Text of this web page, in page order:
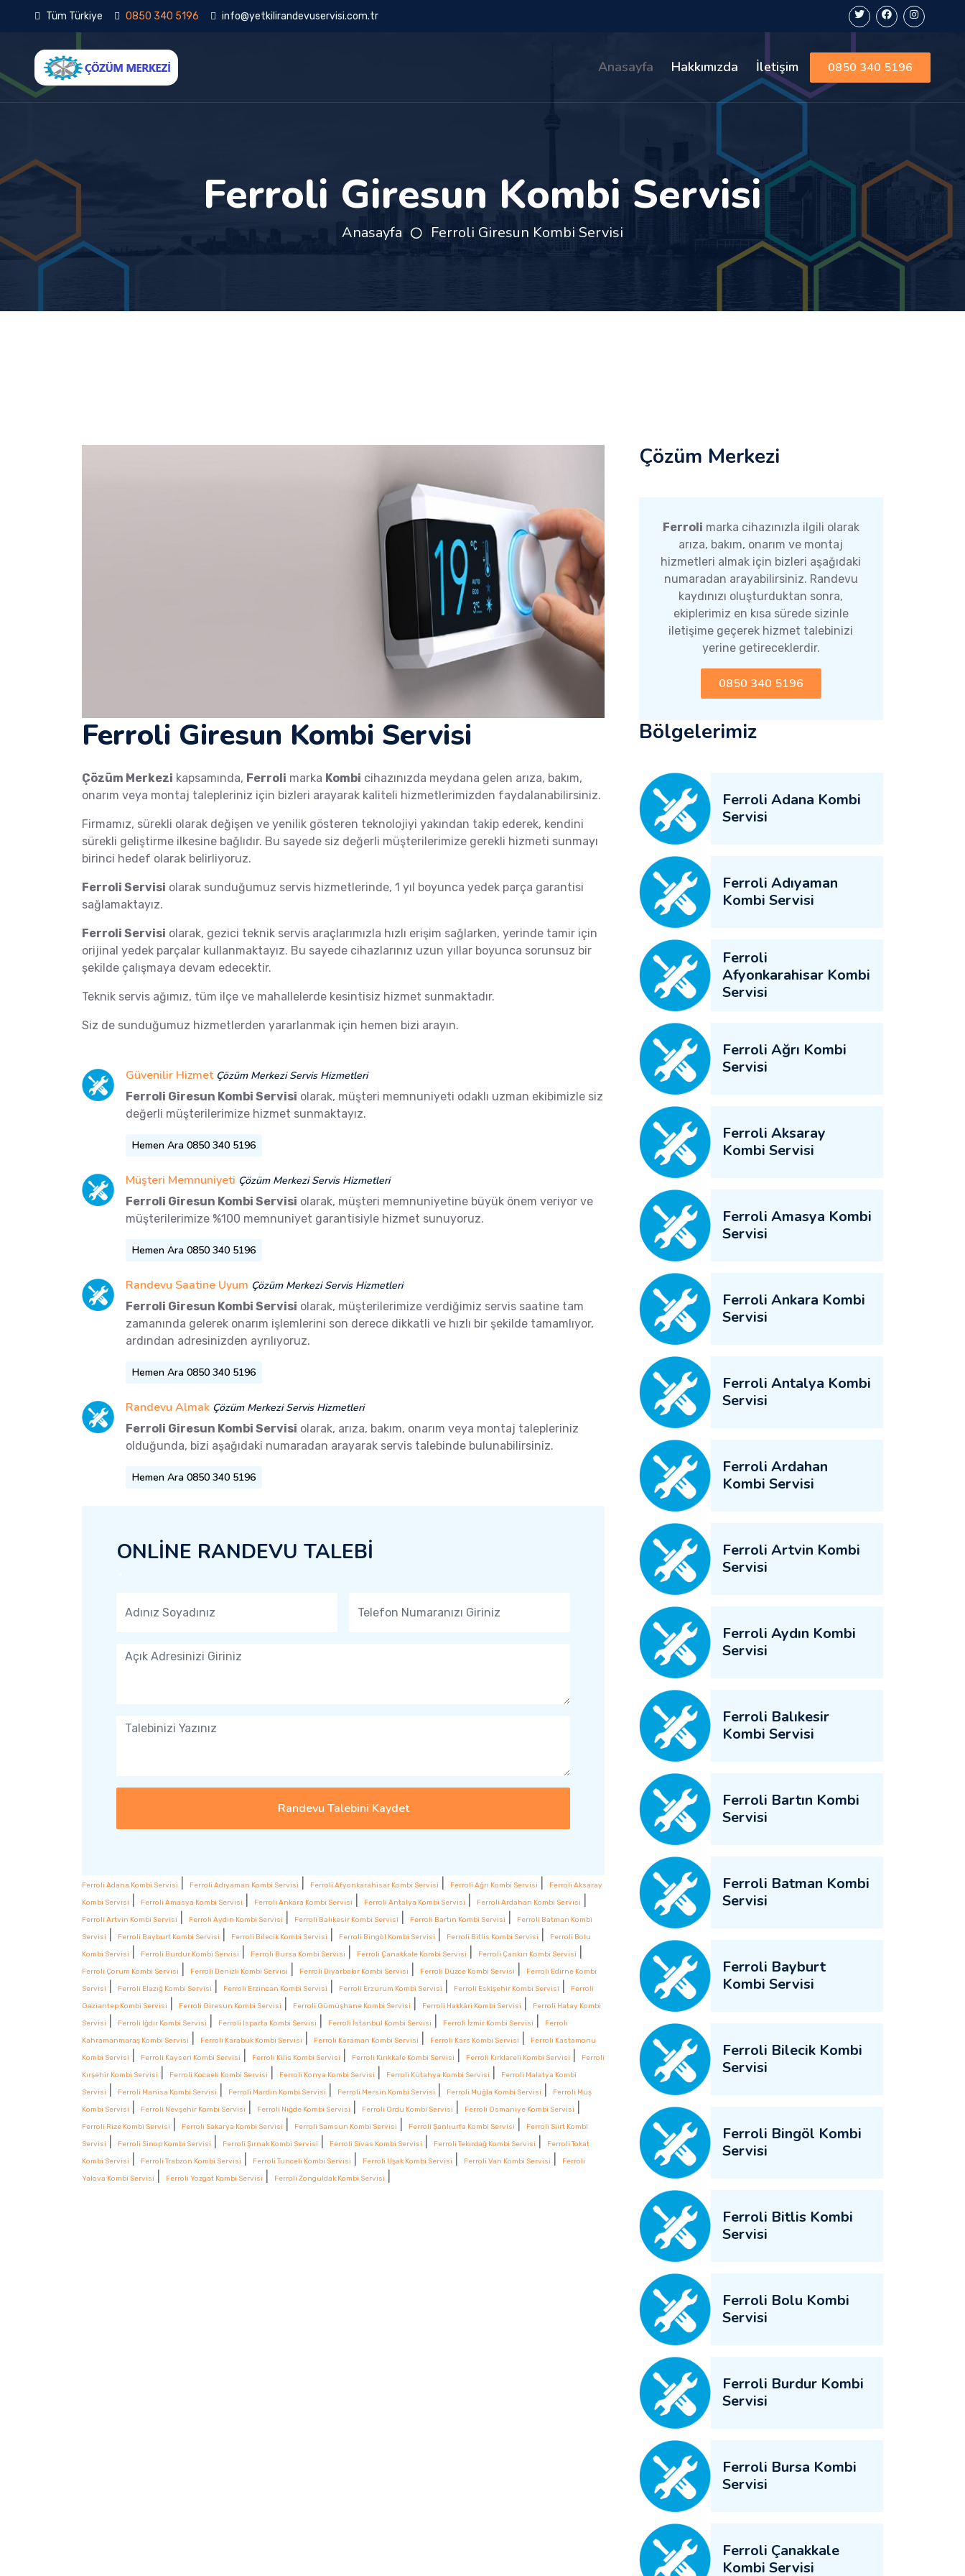
Tüm Türkiye 0850 340 5196 info@yetkilirandevuservisi.com.tr
Anasayfa Hakkımızda İletişim 0850 340 5196
Ferroli Giresun Kombi Servisi
Anasayfa Ferroli Giresun Kombi Servisi
Ferroli Giresun Kombi Servisi
Çözüm Merkezi kapsamında, Ferroli marka Kombi cihazınızda meydana gelen arıza, bakım,
onarım veya montaj talepleriniz için bizleri arayarak kaliteli hizmetlerimizden faydalanabilirsiniz.
Firmamız, sürekli olarak değişen ve yenilik gösteren teknolojiyi yakından takip ederek, kendini
sürekli geliştirme ilkesine bağlıdır. Bu sayede siz değerli müşterilerimize gerekli hizmeti sunmayı
birinci hedef olarak belirliyoruz.
Ferroli Servisi olarak sunduğumuz servis hizmetlerinde, 1 yıl boyunca yedek parça garantisi
sağlamaktayız.
Ferroli Servisi olarak, gezici teknik servis araçlarımızla hızlı erişim sağlarken, yerinde tamir için
orijinal yedek parçalar kullanmaktayız. Bu sayede cihazlarınız uzun yıllar boyunca sorunsuz bir
şekilde çalışmaya devam edecektir.
Teknik servis ağımız, tüm ilçe ve mahallelerde kesintisiz hizmet sunmaktadır.
Siz de sunduğumuz hizmetlerden yararlanmak için hemen bizi arayın.
Güvenilir Hizmet Çözüm Merkezi Servis Hizmetleri
Ferroli Giresun Kombi Servisi olarak, müşteri memnuniyeti odaklı uzman ekibimizle siz
değerli müşterilerimize hizmet sunmaktayız.
Hemen Ara 0850 340 5196
Müşteri Memnuniyeti Çözüm Merkezi Servis Hizmetleri
Ferroli Giresun Kombi Servisi olarak, müşteri memnuniyetine büyük önem veriyor ve
müşterilerimize %100 memnuniyet garantisiyle hizmet sunuyoruz.
Hemen Ara 0850 340 5196
Randevu Saatine Uyum Çözüm Merkezi Servis Hizmetleri
Ferroli Giresun Kombi Servisi olarak, müşterilerimize verdiğimiz servis saatine tam
zamanında gelerek onarım işlemlerini son derece dikkatli ve hızlı bir şekilde tamamlıyor,
ardından adresinizden ayrılıyoruz.
Hemen Ara 0850 340 5196
Randevu Almak Çözüm Merkezi Servis Hizmetleri
Ferroli Giresun Kombi Servisi olarak, arıza, bakım, onarım veya montaj talepleriniz
olduğunda, bizi aşağıdaki numaradan arayarak servis talebinde bulunabilirsiniz.
Hemen Ara 0850 340 5196
ONLİNE RANDEVU TALEBİ
Randevu Talebini Kaydet
Ferroli Adana Kombi Servisi Ferroli Adıyaman Kombi Servisi Ferroli Afyonkarahisar Kombi Servisi Ferroli Ağrı Kombi Servisi
Ferroli Aksaray
Kombi Servisi
Ferroli Amasya Kombi Servisi Ferroli Ankara Kombi Servisi Ferroli Antalya Kombi Servisi Ferroli Ardahan Kombi Servisi
Ferroli Artvin Kombi Servisi Ferroli Aydın Kombi Servisi Ferroli Balıkesir Kombi Servisi Ferroli Bartın Kombi Servisi
Ferroli Batman Kombi
Servisi
Ferroli Bayburt Kombi Servisi Ferroli Bilecik Kombi Servisi Ferroli Bingöl Kombi Servisi Ferroli Bitlis Kombi Servisi
Ferroli Bolu
Kombi Servisi
Ferroli Burdur Kombi Servisi Ferroli Bursa Kombi Servisi Ferroli Çanakkale Kombi Servisi Ferroli Çankırı Kombi Servisi
Ferroli Çorum Kombi Servisi Ferroli Denizli Kombi Servisi Ferroli Diyarbakır Kombi Servisi Ferroli Düzce Kombi Servisi
Ferroli Edirne Kombi
Servisi
Ferroli Elazığ Kombi Servisi Ferroli Erzincan Kombi Servisi Ferroli Erzurum Kombi Servisi Ferroli Eskişehir Kombi Servisi
Ferroli
Gaziantep Kombi Servisi
Ferroli Giresun Kombi Servisi Ferroli Gümüşhane Kombi Servisi Ferroli Hakkâri Kombi Servisi
Ferroli Hatay Kombi
Servisi
Ferroli Iğdır Kombi Servisi Ferroli Isparta Kombi Servisi Ferroli İstanbul Kombi Servisi Ferroli İzmir Kombi Servisi
Ferroli
Kahramanmaraş Kombi Servisi
Ferroli Karabük Kombi Servisi Ferroli Karaman Kombi Servisi Ferroli Kars Kombi Servisi
Ferroli Kastamonu
Kombi Servisi
Ferroli Kayseri Kombi Servisi Ferroli Kilis Kombi Servisi Ferroli Kırıkkale Kombi Servisi Ferroli Kırklareli Kombi Servisi
Ferroli
Kırşehir Kombi Servisi
Ferroli Kocaeli Kombi Servisi Ferroli Konya Kombi Servisi Ferroli Kütahya Kombi Servisi
Ferroli Malatya Kombi
Servisi
Ferroli Manisa Kombi Servisi Ferroli Mardin Kombi Servisi Ferroli Mersin Kombi Servisi Ferroli Muğla Kombi Servisi
Ferroli Muş
Kombi Servisi
Ferroli Nevşehir Kombi Servisi Ferroli Niğde Kombi Servisi Ferroli Ordu Kombi Servisi Ferroli Osmaniye Kombi Servisi
Ferroli Rize Kombi Servisi Ferroli Sakarya Kombi Servisi Ferroli Samsun Kombi Servisi Ferroli Şanlıurfa Kombi Servisi
Ferroli Siirt Kombi
Servisi
Ferroli Sinop Kombi Servisi Ferroli Şırnak Kombi Servisi Ferroli Sivas Kombi Servisi Ferroli Tekirdağ Kombi Servisi
Ferroli Tokat
Kombi Servisi
Ferroli Trabzon Kombi Servisi Ferroli Tunceli Kombi Servisi Ferroli Uşak Kombi Servisi Ferroli Van Kombi Servisi
Ferroli
Yalova Kombi Servisi
Ferroli Yozgat Kombi Servisi Ferroli Zonguldak Kombi Servisi
Çözüm Merkezi
Ferroli marka cihazınızla ilgili olarak
arıza, bakım, onarım ve montaj
hizmetleri almak için bizleri aşağıdaki
numaradan arayabilirsiniz. Randevu
kaydınızı oluşturduktan sonra,
ekiplerimiz en kısa sürede sizinle
iletişime geçerek hizmet talebinizi
yerine getireceklerdir.
0850 340 5196
Bölgelerimiz
Ferroli Adana Kombi
Servisi
Ferroli Adıyaman
Kombi Servisi
Ferroli
Afyonkarahisar Kombi
Servisi
Ferroli Ağrı Kombi
Servisi
Ferroli Aksaray
Kombi Servisi
Ferroli Amasya Kombi
Servisi
Ferroli Ankara Kombi
Servisi
Ferroli Antalya Kombi
Servisi
Ferroli Ardahan
Kombi Servisi
Ferroli Artvin Kombi
Servisi
Ferroli Aydın Kombi
Servisi
Ferroli Balıkesir
Kombi Servisi
Ferroli Bartın Kombi
Servisi
Ferroli Batman Kombi
Servisi
Ferroli Bayburt
Kombi Servisi
Ferroli Bilecik Kombi
Servisi
Ferroli Bingöl Kombi
Servisi
Ferroli Bitlis Kombi
Servisi
Ferroli Bolu Kombi
Servisi
Ferroli Burdur Kombi
Servisi
Ferroli Bursa Kombi
Servisi
Ferroli Çanakkale
Kombi Servisi